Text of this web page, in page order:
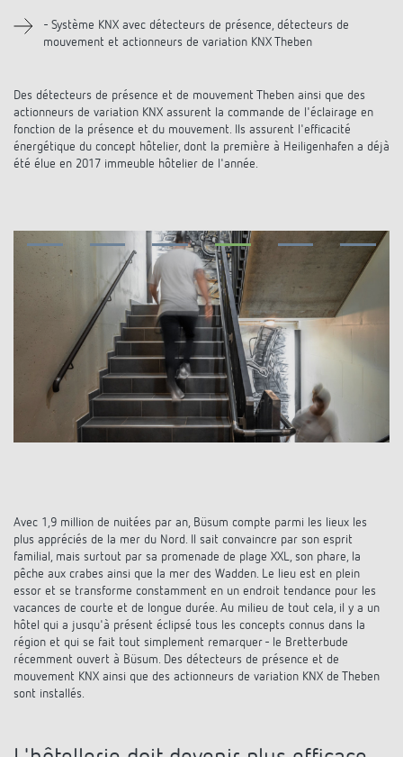
Projecteur à LED
Commutation et variation fiables des LED
Aérez correctement: les capteurs de CO2
Références
Application de Theben
Télérupteur impulsionnel OKTO de Theben
BIM-Portail
Durabilité
Historique
Distribution dans le monde
Quantum
- Système KNX avec détecteurs de présence, détecteurs de
mouvement et actionneurs de variation KNX Theben
Des détecteurs de présence et de mouvement Theben ainsi que des
actionneurs de variation KNX assurent la commande de l'éclairage en
fonction de la présence et du mouvement. Ils assurent l'efficacité
énergétique du concept hôtelier, dont la première à Heiligenhafen a déjà
été élue en 2017 immeuble hôtelier de l'année.
Avec 1,9 million de nuitées par an, Büsum compte parmi les lieux les
plus appréciés de la mer du Nord. Il sait convaincre par son esprit
familial, mais surtout par sa promenade de plage XXL, son phare, la
pêche aux crabes ainsi que la mer des Wadden. Le lieu est en plein
essor et se transforme constamment en un endroit tendance pour les
vacances de courte et de longue durée. Au milieu de tout cela, il y a un
hôtel qui a jusqu'à présent éclipsé tous les concepts connus dans la
région et qui se fait tout simplement remarquer - le Bretterbude
récemment ouvert à Büsum. Des détecteurs de présence et de
mouvement KNX ainsi que des actionneurs de variation KNX de Theben
sont installés.